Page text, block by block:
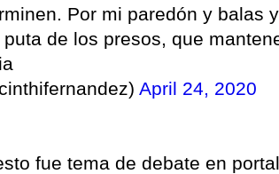
Por mi paredón y balas
de los presos, que
April 24, 2020
fue tema de debate en